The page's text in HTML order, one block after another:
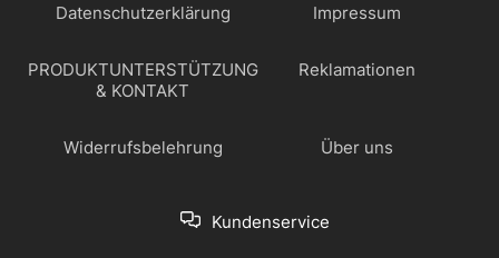
Datenschutzerklärung Impressum
PRODUKTUNTERSTÜTZUNG
& KONTAKT
Reklamationen
Widerrufsbelehrung Über uns
Kundenservice